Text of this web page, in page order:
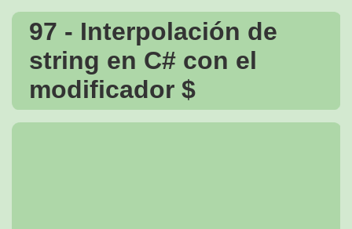
97 - Interpolación de
string en C# con el
modificador $